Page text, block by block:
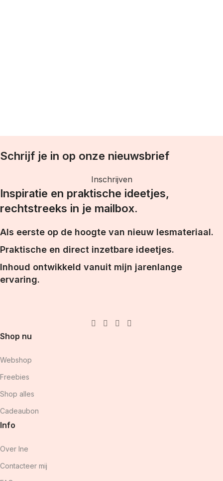
Schrijf je in op onze nieuwsbrief
Inschrijven
Inspiratie en praktische ideetjes,
rechtstreeks in je mailbox.
Als eerste op de hoogte van nieuw lesmateriaal.
Praktische en direct inzetbare ideetjes.
Inhoud ontwikkeld vanuit mijn jarenlange
ervaring.
Shop nu
Webshop
Freebies
Shop alles
Cadeaubon
Info
Over Ine
Contacteer mij